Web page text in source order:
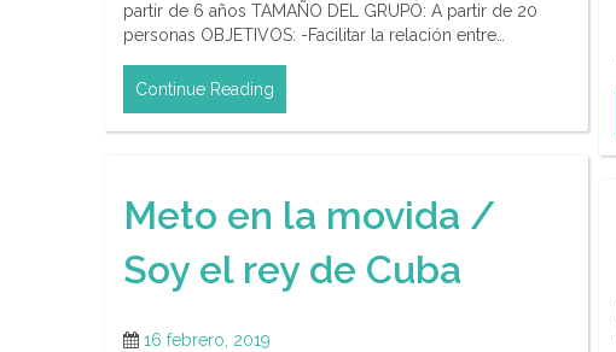
partir de 6 años TAMAÑO DEL GRUPO: A partir de 20
personas OBJETIVOS: -Facilitar la relación entre…
Continue Reading
Meto en la movida /
Soy el rey de Cuba
16 febrero, 2019